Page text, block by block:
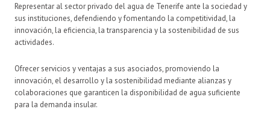
Representar al sector privado del agua de Tenerife ante la sociedad y
sus instituciones, defendiendo y fomentando la competitividad, la
innovación, la eficiencia, la transparencia y la sostenibilidad de sus
actividades.
Ofrecer servicios y ventajas a sus asociados, promoviendo la
innovación, el desarrollo y la sostenibilidad mediante alianzas y
colaboraciones que garanticen la disponibilidad de agua suficiente
para la demanda insular.